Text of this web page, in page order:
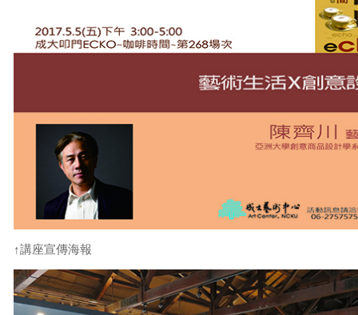
↑講座宣傳海報